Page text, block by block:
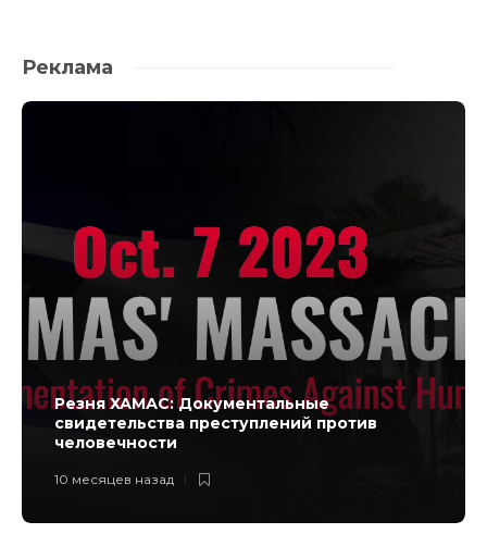
Реклама
Резня ХАМАС: Документальные
свидетельства преступлений против
человечности
10 месяцев назад